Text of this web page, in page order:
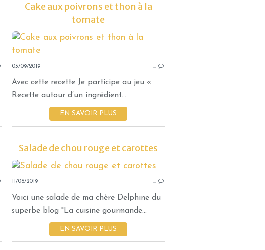
CHOU
CAROTTE
GRISON
COMTÉ
PIGNON DE PIN
COOKÉO
Cake aux poivrons et thon à la
tomate
03/09/2019 …
Avec cette recette Je participe au jeu «
Recette autour d’un ingrédient...
EN SAVOIR PLUS
TOMATES SÉCHÉES
PARMESAN
THYM
PESTO ROSSO
APÉRITIFS
Salade de chou rouge et carottes
11/06/2019 …
Voici une salade de ma chère Delphine du
superbe blog "La cuisine gourmande...
EN SAVOIR PLUS